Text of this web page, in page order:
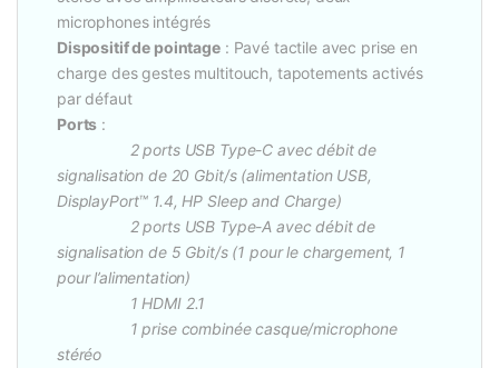
microphones intégrés
Dispositif de pointage: Pavé tactile avec prise en
charge des gestes multitouch, tapotements activés
par défaut
Ports :
2 ports USB Type-C avec débit de
signalisation de 20 Gbit/s (alimentation USB,
DisplayPort™ 1.4, HP Sleep and Charge)
2 ports USB Type-A avec débit de
signalisation de 5 Gbit/s (1 pour le chargement, 1
pour l’alimentation)
1 HDMI 2.1
1 prise combinée casque/microphone
stéréo